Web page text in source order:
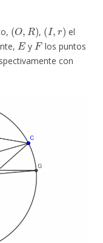
(O R)
,
(I,r
el
E
y
F
los puntos
con